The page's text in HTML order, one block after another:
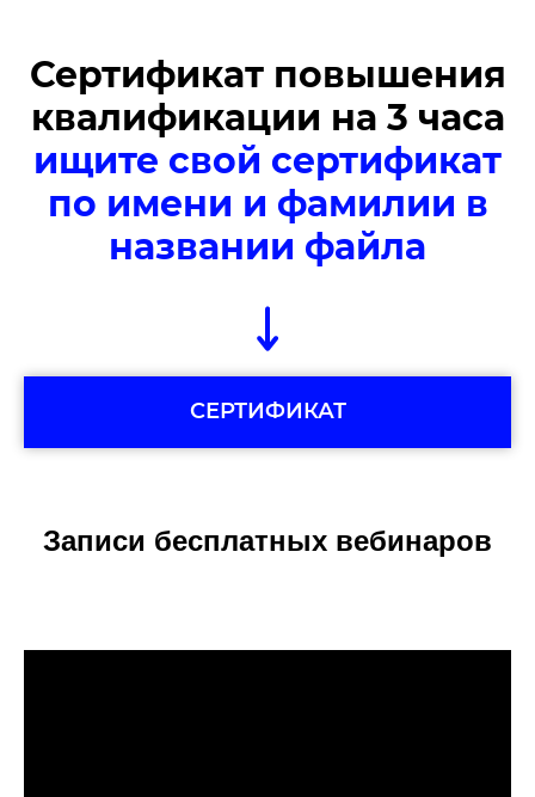
Сертификат повышения
квалификации на 3 часа
ищите свой сертификат
по имени и фамилии в
названии файла
СЕРТИФИКАТ
Записи бесплатных вебинаров